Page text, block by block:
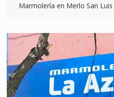
Marmolería en Merlo San Luis